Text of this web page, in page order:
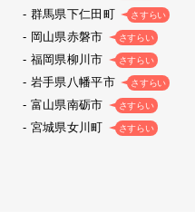
群馬県下仁田町 さすらい
岡山県赤磐市 さすらい
福岡県柳川市 さすらい
岩手県八幡平市 さすらい
富山県南砺市 さすらい
宮城県女川町 さすらい